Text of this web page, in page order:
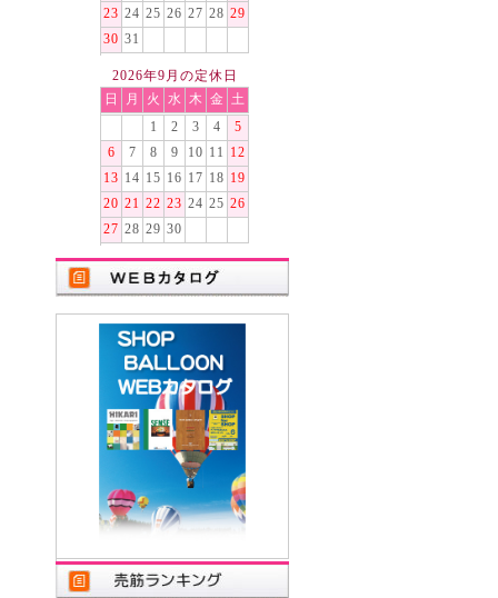
23 24 25 26 27 28 29
30 31
2026年9月の定休日
日
月 火 水 木 金
土
1
2 3 4
5
6
7 8 9 10 11
12
13 14 15 16 17 18 19
20 21 22 23 24 25 26
27 28 29 30